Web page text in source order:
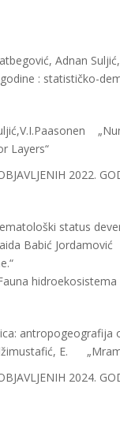
Adnan
: statističko-
Layers“
2022.
status
Babić
Bosne.“
hidroekosistema
E.
2024.